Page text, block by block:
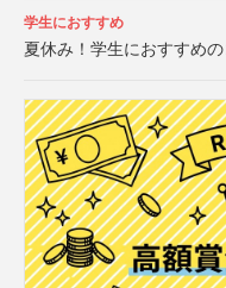
学生におすすめ
夏休み！学生におすすめ